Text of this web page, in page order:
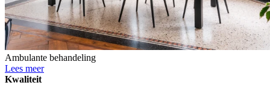
Ambulante behandeling
Lees meer
Kwaliteit